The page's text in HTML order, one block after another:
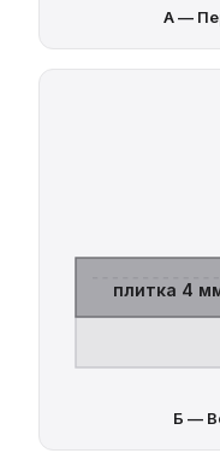
А —
плитка 4
Б —